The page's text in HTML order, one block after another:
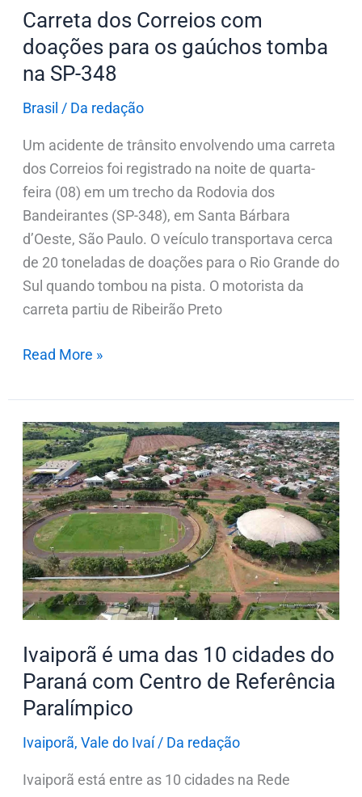
Carreta dos Correios com
doações para os gaúchos tomba
na SP-348
Brasil / Da redação
Um acidente de trânsito envolvendo uma carreta
dos Correios foi registrado na noite de quarta-
feira (08) em um trecho da Rodovia dos
Bandeirantes (SP-348), em Santa Bárbara
d’Oeste, São Paulo. O veículo transportava cerca
de 20 toneladas de doações para o Rio Grande do
Sul quando tombou na pista. O motorista da
carreta partiu de Ribeirão Preto
na
SP-
348
Read More »
Ivaiporã é uma das 10 cidades do
Paraná com Centro de Referência
Paralímpico
Ivaiporã, Vale do Ivaí/ Da redação
Ivaiporã está entre as 10 cidades na Rede
Ivaiporã
é
uma
das
10
cidades
do
Paraná
com
Centro
de
Referência
Paralímpico